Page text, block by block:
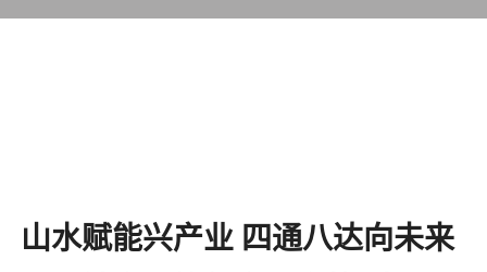
山水赋能兴产业 四通八达向未来